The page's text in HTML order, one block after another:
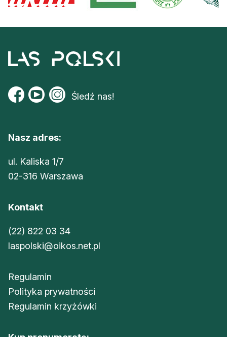
Śledź nas!
Nasz adres:
ul. Kaliska 1/7
02-316 Warszawa
Kontakt
(22) 822 03 34
laspolski@oikos.net.pl
Regulamin
Polityka prywatności
Regulamin krzyżówki